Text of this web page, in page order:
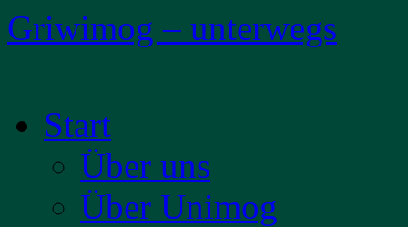
Griwimog – unterwegs
Inhalt
springenStart
Über uns
Über Unimog